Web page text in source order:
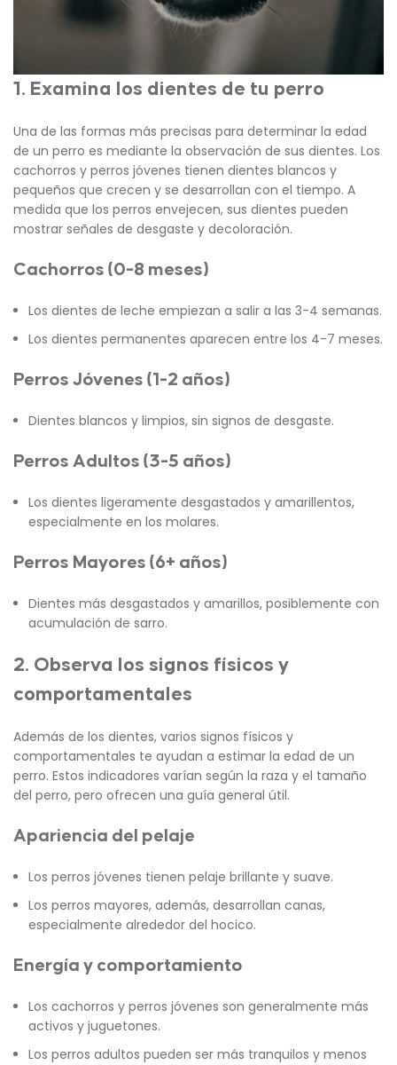
1. Examina los dientes de tu perro
Una de las formas más precisas para determinar la edad
de un perro es mediante la observación de sus dientes. Los
cachorros y perros jóvenes tienen dientes blancos y
pequeños que crecen y se desarrollan con el tiempo. A
medida que los perros envejecen, sus dientes pueden
mostrar señales de desgaste y decoloración.
Cachorros (0-8 meses)
Los dientes de leche empiezan a salir a las 3-4 semanas.
Los dientes permanentes aparecen entre los 4-7 meses.
Perros Jóvenes (1-2 años)
Dientes blancos y limpios, sin signos de desgaste.
Perros Adultos (3-5 años)
Los dientes ligeramente desgastados y amarillentos,
especialmente en los molares.
Perros Mayores (6+ años)
Dientes más desgastados y amarillos, posiblemente con
acumulación de sarro.
2. Observa los signos físicos y
comportamentales
Además de los dientes, varios signos físicos y
comportamentales te ayudan a estimar la edad de un
perro. Estos indicadores varían según la raza y el tamaño
del perro, pero ofrecen una guía general útil.
Apariencia del pelaje
Los perros jóvenes tienen pelaje brillante y suave.
Los perros mayores, además, desarrollan canas,
especialmente alrededor del hocico.
Energía y comportamiento
Los cachorros y perros jóvenes son generalmente más
activos y juguetones.
Los perros adultos pueden ser más tranquilos y menos